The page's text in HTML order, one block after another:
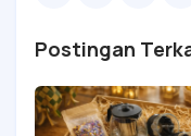
Postingan